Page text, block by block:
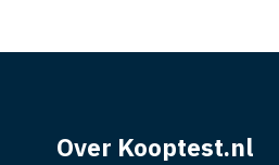
Over Kooptest.nl